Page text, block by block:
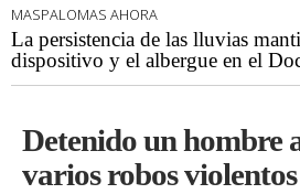
MASPALOMAS AHORA
La persistencia de las lluvias
dispositivo y el albergue en el
Detenido un hombre
varios robos